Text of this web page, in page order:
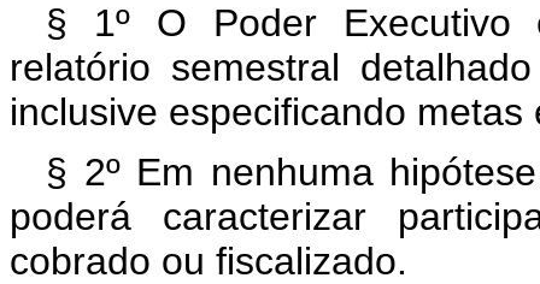
§ 1º O Poder Executivo
relatório semestral
inclusive especificando
§ 2º Em nenhuma
poderá caracterizar
cobrado ou fiscalizado.